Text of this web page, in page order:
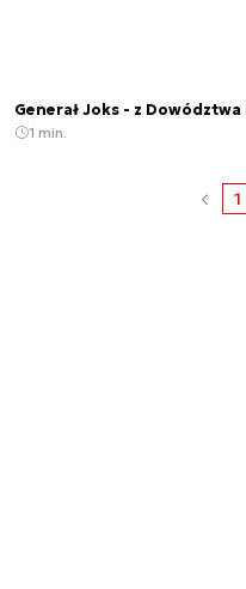
Generał Joks - z
1 min.
1